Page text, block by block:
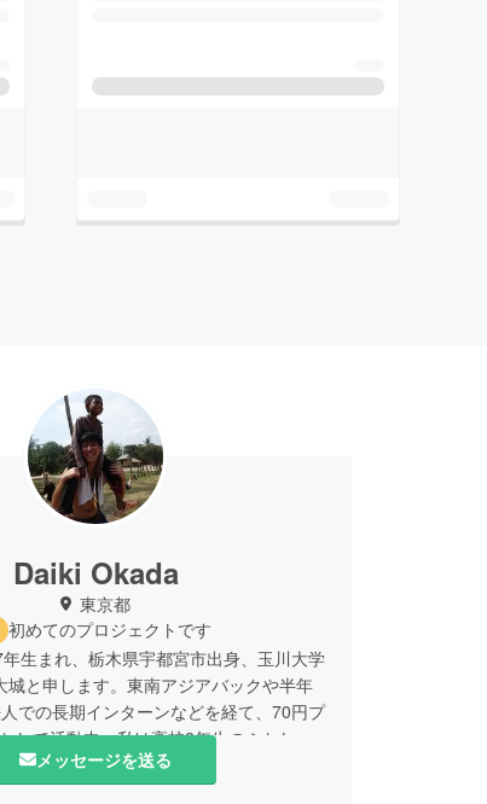
Daiki Okada
東京都
初めてのプロジェクトです
生まれ、栃木県宇都宮市出身、玉川大学
城と申します。東南アジアバックや半年
での長期インターンなどを経て、70円プ
して活動中。私は高校2年生のふとした
世界の不平等を知り、「世界の飢餓の格
想い日々活動しています。よろしくお願
メッセージを送る